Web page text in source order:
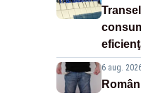
6 aug.